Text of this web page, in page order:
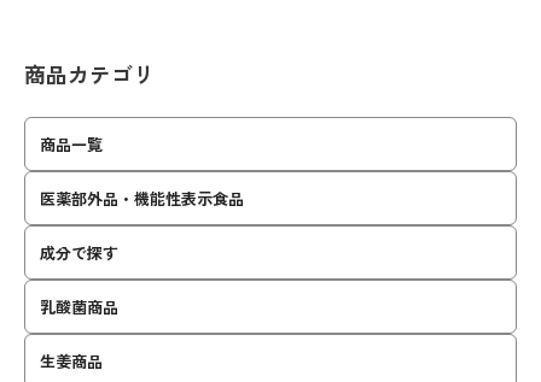
商品カテゴリ
商品一覧
医薬部外品・機能性表示食品
成分で探す
乳酸菌商品
生姜商品